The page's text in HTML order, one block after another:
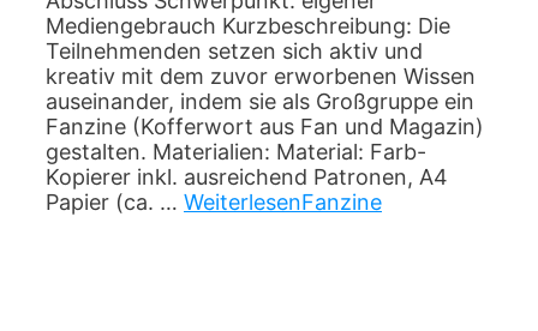
Mediengebrauch Kurzbeschreibung: Die
Teilnehmenden setzen sich aktiv und
kreativ mit dem zuvor erworbenen Wissen
auseinander, indem sie als Großgruppe ein
Fanzine (Kofferwort aus Fan und Magazin)
gestalten. Materialien: Material: Farb-
Kopierer inkl. ausreichend Patronen, A4
Papier (ca. … WeiterlesenFanzine